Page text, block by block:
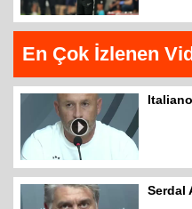
En Çok İzlenen
Serdal